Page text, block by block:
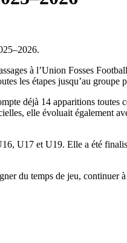
à l’Union Fosses
les étapes jusqu’au groupe
déjà 14 apparitions
elle évoluait également
U17 et U19. Elle a été
du temps de jeu, continuer